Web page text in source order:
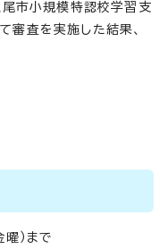
市小規模特認校学習支
審査を実施した結果、
）まで